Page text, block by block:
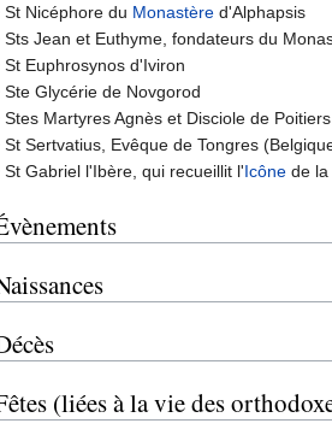
St Nicéphore du Monastère d'Alphapsis
Sts Jean et Euthyme, fondateurs du
St Euphrosynos d'Iviron
Ste Glycérie de Novgorod
Stes Martyres Agnès et Disciole de Poitiers
St Sertvatius, Evêque de Tongres
St Gabriel l'Ibère, qui recueillit l'Icône de la
(liées à la vie des